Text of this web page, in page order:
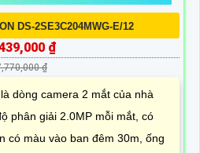
DS-2SE3C204MWG-E/12
₫
₫
dòng camera 2 mắt của nhà
phân giải 2.0MP mỗi mắt, có
có màu vào ban đêm 30m, ống